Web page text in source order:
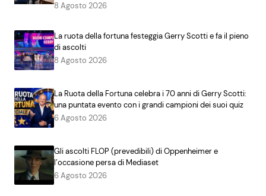
8 Agosto 2026
La ruota della fortuna festeggia Gerry Scotti e fa il pieno
di ascolti
8 Agosto 2026
La Ruota della Fortuna celebra i 70 anni di Gerry Scotti:
una puntata evento con i grandi campioni dei suoi quiz
6 Agosto 2026
Gli ascolti FLOP (prevedibili) di Oppenheimer e
l’occasione persa di Mediaset
6 Agosto 2026